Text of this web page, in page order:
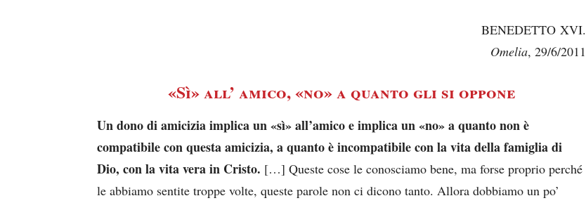
BENEDETTO XVI.
Omelia, 29/6/2011
«Sì» all’ amico, «no» a quanto gli si oppone
Un dono di amicizia implica un «sì» all’amico e implica un «no» a quanto non è
compatibile con questa amicizia, a quanto è incompatibile con la vita della famiglia di
Dio, con la vita vera in Cristo. […] Queste cose le conosciamo bene, ma forse proprio perché
le abbiamo sentite troppe volte, queste parole non ci dicono tanto. Allora dobbiamo un po’